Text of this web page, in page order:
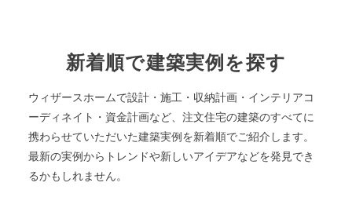
新着順で建築実例を探す
ウィザースホームで設計・施工・収納計画・インテリアコ
ーディネイト・資金計画など、注文住宅の建築のすべてに
携わらせていただいた建築実例を新着順でご紹介します。
最新の実例からトレンドや新しいアイデアなどを発見でき
るかもしれません。